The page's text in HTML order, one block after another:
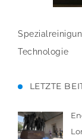
Technologie
LETZTE